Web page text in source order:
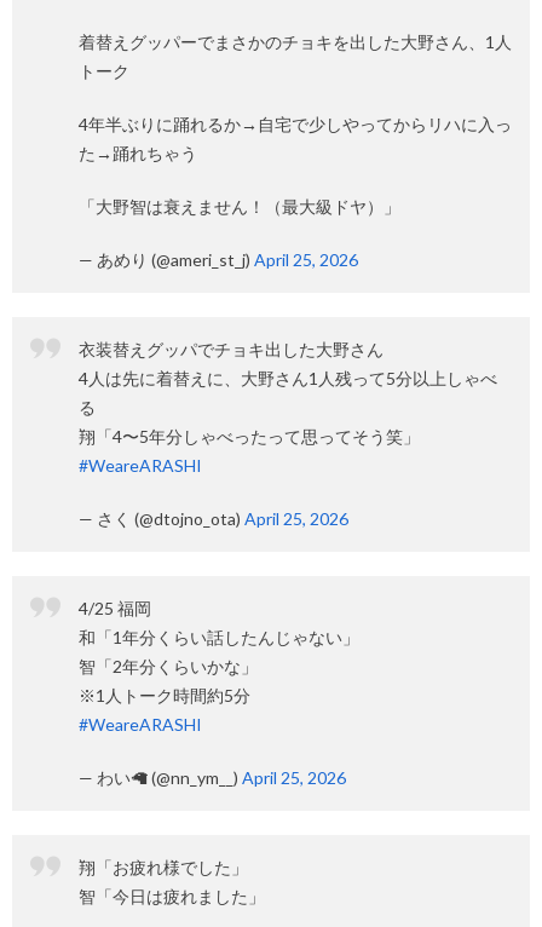
着替えグッパーでまさかのチョキを出した大野さん、1人
トーク
4年半ぶりに踊れるか→自宅で少しやってからリハに入っ
た→踊れちゃう
「大野智は衰えません！（最大級ドヤ）」
— あめり (@ameri_st_j) April 25, 2026
衣装替えグッパでチョキ出した大野さん
4人は先に着替えに、大野さん1人残って5分以上しゃべ
る
翔「4〜5年分しゃべったって思ってそう笑」
#WeareARASHI
— さく (@dtojno_ota) April 25, 2026
4/25 福岡
和「1年分くらい話したんじゃない」
智「2年分くらいかな」
※1人トーク時間約5分
#WeareARASHI
— わい🦙 (@nn_ym__) April 25, 2026
翔「お疲れ様でした」
智「今日は疲れました」